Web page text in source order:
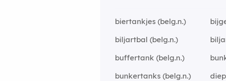
biertankjes (belg.n.)
biljartbal (belg.n.)
buffertank (belg.n.)
bunkertanks (belg.n.)